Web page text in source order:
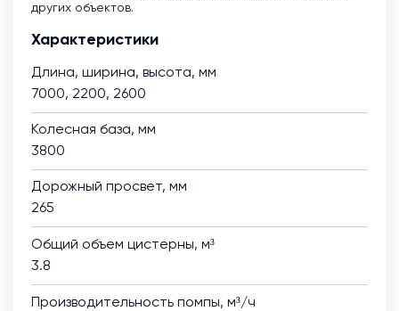
других объектов.
Характеристики
Длина, ширина, высота, мм
7000, 2200, 2600
Колесная база, мм
3800
Дорожный просвет, мм
265
Общий объем цистерны, м³
3.8
Производительность помпы, м³/ч